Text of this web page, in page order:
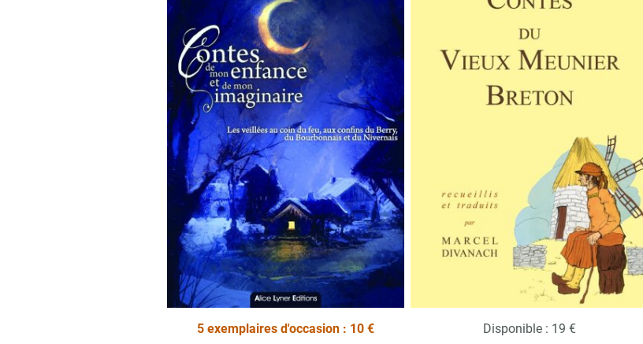
5 exemplaires d'occasion : 10 € Disponible : 19 €